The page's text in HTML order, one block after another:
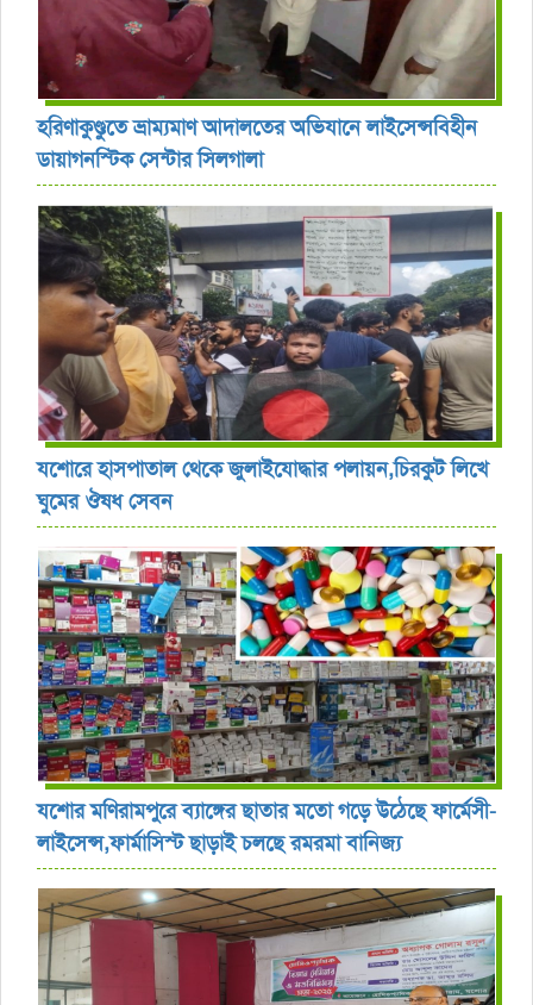
হরিণাকুণ্ডুতে ভ্রাম্যমাণ আদালতের অভিযানে লাইসেন্সবিহীন
ডায়াগনস্টিক সেন্টার সিলগালা
যশোরে হাসপাতাল থেকে জুলাইযোদ্ধার পলায়ন,চিরকুট লিখে
ঘুমের ঔষধ সেবন
যশোর ‎মণিরামপুরে ব্যাঙ্গের ছাতার মতো গড়ে উঠেছে ফার্মেসী-
লাইসেন্স,ফার্মাসিস্ট ছাড়াই চলছে রমরমা বানিজ্য ‎